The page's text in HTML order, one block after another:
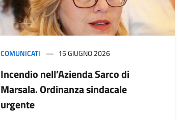
COMUNICATI 15 GIUGNO 2026
Incendio nell’Azienda Sarco di
Marsala. Ordinanza sindacale
urgente